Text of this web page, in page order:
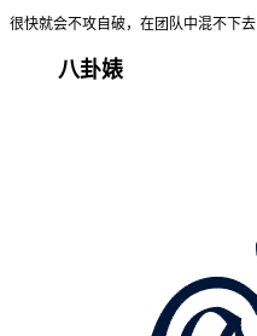
很快就会不攻自破，在团队中混不下去
八卦婊